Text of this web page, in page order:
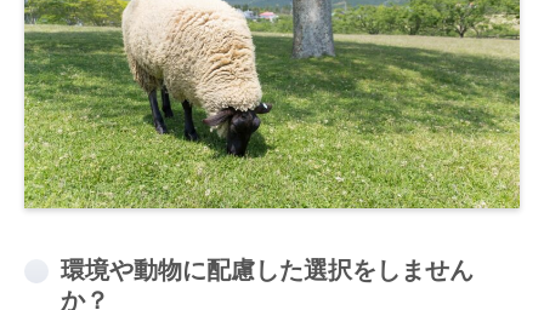
環境や動物に配慮した選択をしません
か？